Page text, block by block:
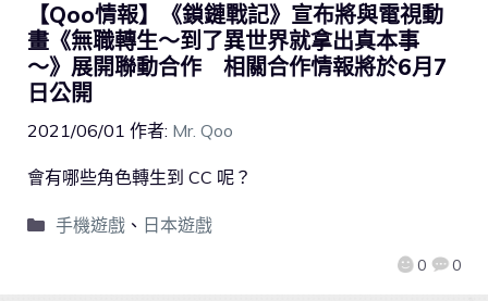
【Qoo情報】《鎖鏈戰記》宣布將與電視動
畫《無職轉生～到了異世界就拿出真本事
～》展開聯動合作 相關合作情報將於6月7
日公開
2021/06/01 作者: Mr. Qoo
0 0
會有哪些角色轉生到 CC 呢？
手機遊戲、 日本遊戲